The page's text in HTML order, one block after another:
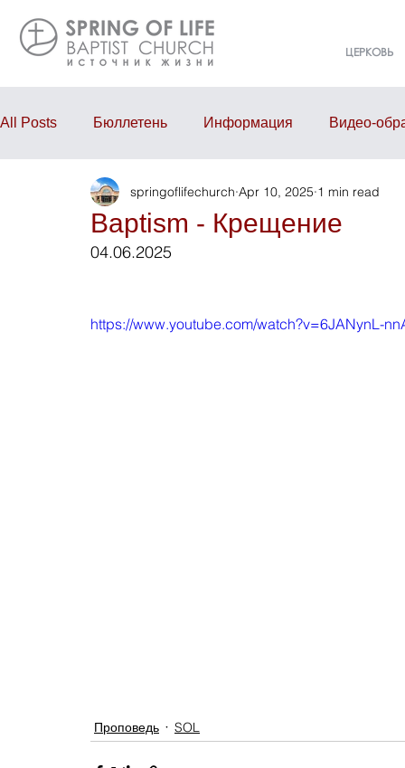
ЦЕРКОВЬ
All Posts Бюллетень Информация Видео-
Проповедь Годовой отчёт События
Baptism - Крещение
springoflifechurch Apr 10, 2025 1 min read
04.06.2025
https://www.youtube.com/watch?v=6JANynL-
Проповедь SOL